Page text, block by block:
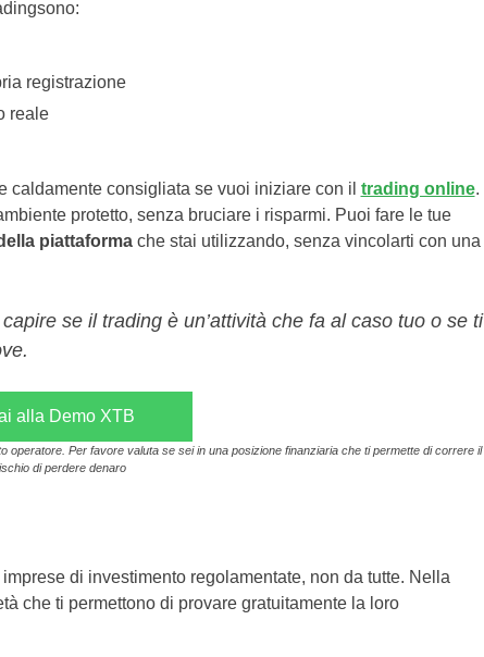
registrazione
reale
caldamente consigliata se vuoi iniziare con il trading online.
protetto, senza bruciare i risparmi. Puoi fare le tue
piattaformache stai utilizzando, senza vincolarti con una
se il trading è un’attività che fa al caso tuo o se ti
alla Demo XTB
operatore. Per favore valuta se sei in una posizione finanziaria che ti permette di correre il
di perdere denaro
di investimento regolamentate, non da tutte. Nella
che ti permettono di provare gratuitamente la loro